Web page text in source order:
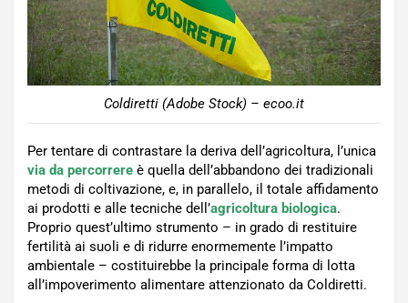
Coldiretti (Adobe Stock) – ecoo.it
Per tentare di contrastare la deriva dell’agricoltura, l’unica
via da percorrere è quella dell’abbandono dei tradizionali
metodi di coltivazione, e, in parallelo, il totale affidamento
ai prodotti e alle tecniche dell’agricoltura biologica.
Proprio quest’ultimo strumento – in grado di restituire
fertilità ai suoli e di ridurre enormemente l’impatto
ambientale – costituirebbe la principale forma di lotta
all’impoverimento alimentare attenzionato da Coldiretti.